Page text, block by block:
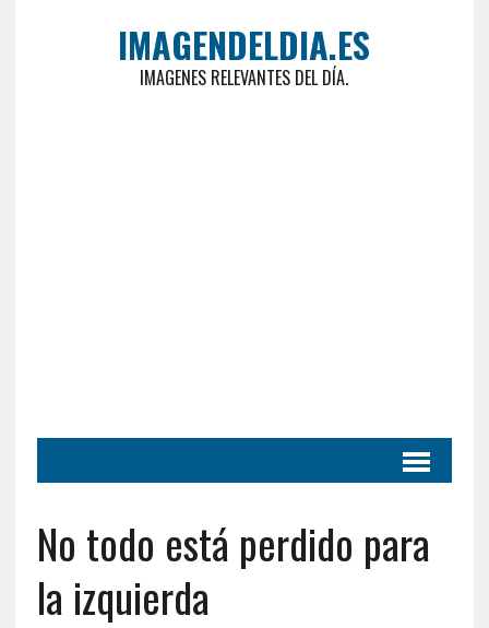
IMAGENDELDIA.ES
IMAGENES RELEVANTES DEL DÍA.
No todo está perdido para
la izquierda